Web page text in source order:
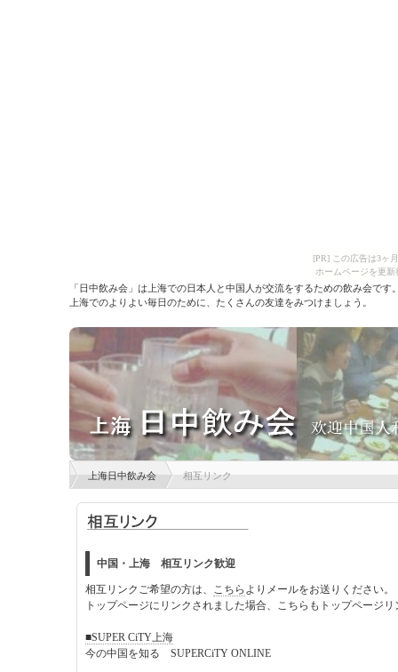
[PR] この広告は3ヶ
ホームページを更
「日中飲み会」は上海での日本人と中国人が交流をするための飲み会です
上海でのよりよい毎日のために、たくさんの友達をみつけましょう。
上海日中飲み会 相互リンク
中国・上海 相互リンク歓迎
相互リンクご希望の方は、 こちら よりメールをお送りください。
トップページにリンクされました場合、こちらもトップページ
■SUPER CiTY上海
今の中国を知る SUPERCiTY ONLINE